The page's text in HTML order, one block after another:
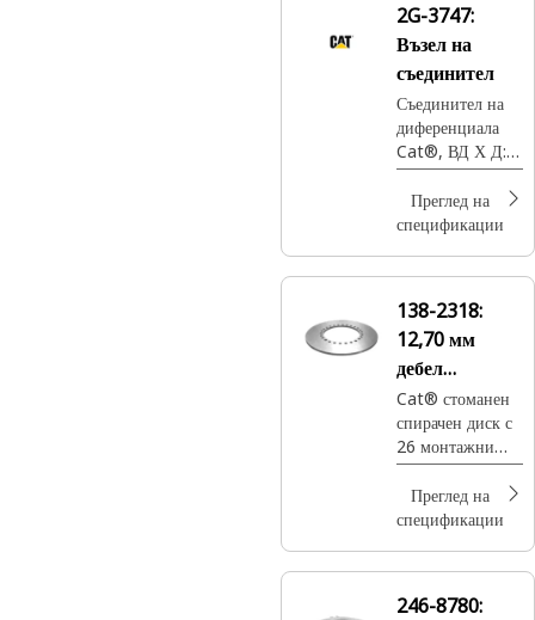
enhancing
control and
stability
2G-3747:
Възел на
съединител
Съединител на
диференциала
Cat®, ВД Х Д:
244 X 67 мм
Преглед на
спецификации
138-2318:
12,70 мм
дебел
спирачен диск
Cat® стоманен
спирачен диск с
26 монтажни
отвора за крайно
задвижващо
колело
Преглед на
спецификации
246-8780: